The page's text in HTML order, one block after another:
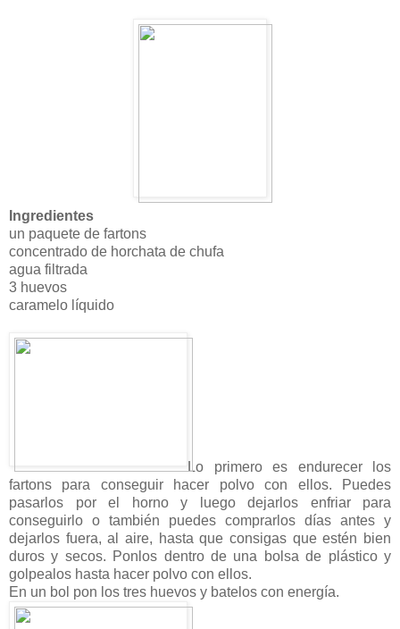
Ingredientes
un paquete de fartons
concentrado de horchata de chufa
agua filtrada
3 huevos
caramelo líquido
Lo primero es endurecer los
fartons para conseguir hacer polvo con ellos. Puedes
pasarlos por el horno y luego dejarlos enfriar para
conseguirlo o también puedes comprarlos días antes y
dejarlos fuera, al aire, hasta que consigas que estén bien
duros y secos. Ponlos dentro de una bolsa de plástico y
golpealos hasta hacer polvo con ellos.
En un bol pon los tres huevos y batelos con energía.